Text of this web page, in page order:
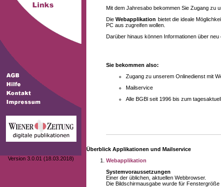
Version 3.0.01 (18.03.2018)
Mit dem Jahresabo bekommen Sie Zugang zu
DieWebapplikation bietet die ideale
PC aus zugreifen wollen.
Darüber hinaus können Informationen über
Sie bekommen also:
Zugang zu unserem Onlinedienst mit
Mailservice
Alle BGBl seit 1996 bis zum
Überblick Applikationen und Mailservice
Webapplikation
Systemvoraussetzungen
Einer der üblichen, aktuellen Webbrowser.
Die Bildschirmausgabe wurde für